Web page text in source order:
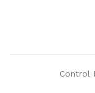
Control